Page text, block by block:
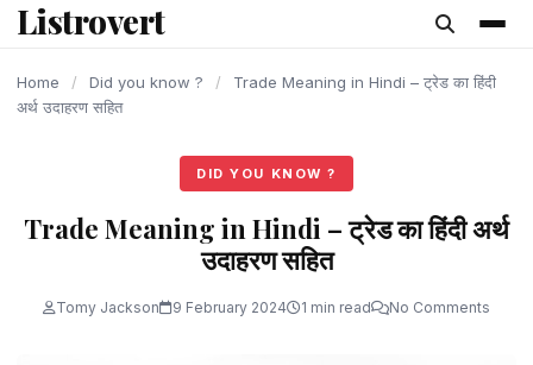
content
Listrovert
Home / Did you know ? /
Trade Meaning in Hindi – ट्रेड का हिंदी
अर्थ उदाहरण सहित
DID YOU KNOW ?
Trade Meaning in Hindi – ट्रेड का हिंदी अर्थ
उदाहरण सहित
Tomy Jackson 9 February 2024 1 min read No Comments